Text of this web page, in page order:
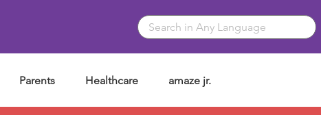
Parents Healthcare amaze jr.